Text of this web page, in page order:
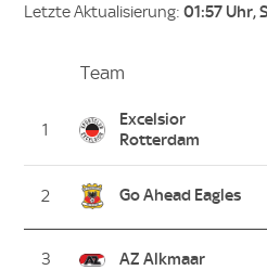
Letzte Aktualisierung: 01:57 Uhr,
PlatzTeam
1
Excelsior
Rotterdam
2 Go Ahead Eagles
3 AZ Alkmaar